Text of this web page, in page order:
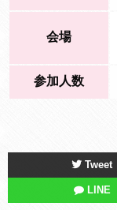
会場
参加人数
Tweet
LINE